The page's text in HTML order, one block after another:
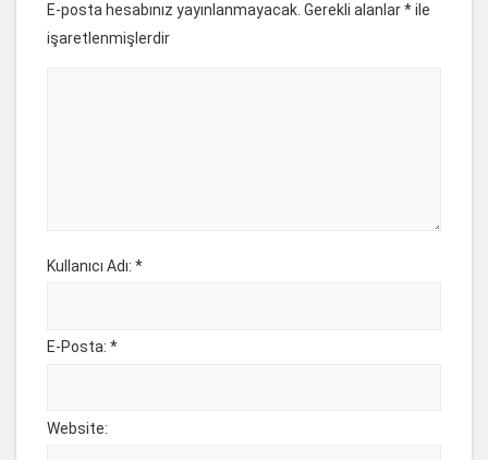
E-posta hesabınız yayınlanmayacak. Gerekli alanlar*ile
işaretlenmişlerdir
Kullanıcı Adı: *
E-Posta: *
Website: